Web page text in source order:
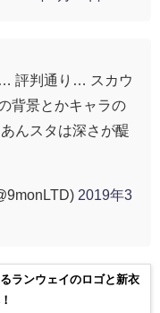
評判通り… スカウ
背景とかキャラの
んスタは深さが醍
2019年3
ランウェイのロゴと新衣